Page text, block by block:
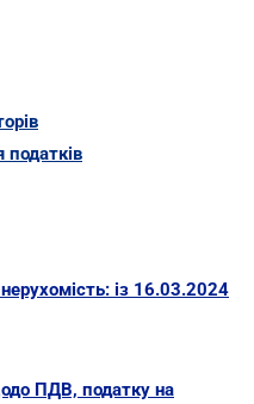
із 16.03.2024
ПДВ, податку на